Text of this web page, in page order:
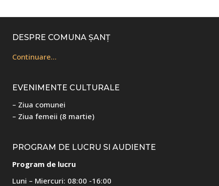
Footer
DESPRE COMUNA ȘANȚ
Continuare…
EVENIMENTE CULTURALE
– Ziua comunei
– Ziua femeii (8 martie)
PROGRAM DE LUCRU SI AUDIENTE
Program de lucru
Luni – Miercuri: 08:00 -16:00